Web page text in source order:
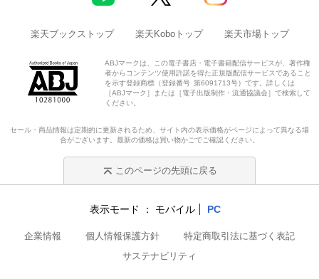
楽天ブックストップ 楽天Koboトップ 楽天市場トップ
ABJマークは、この電子書店・電子書籍配信サービスが、著作権
者からコンテンツ使用許諾を得た正規版配信サービスであること
を示す登録商標（登録番号 第6091713号）です。詳しくは
［ABJマーク］または［電子出版制作・流通協議会］で検索して
ください。
セール・商品情報は定期的に更新されるため、サイト内の表示価格がページによって異なる場
合がございます。最新の価格は買い物かごでご確認ください。
このページの先頭に戻る
表示モード モバイル PC
企業情報 個人情報保護方針
特定商取引法に基づく表記
サステナビリティ